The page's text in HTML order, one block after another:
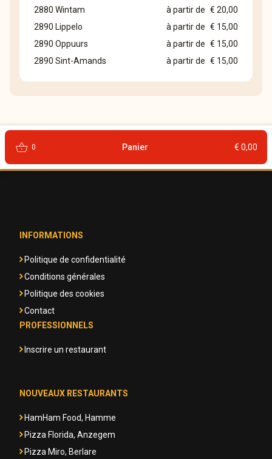
2880 Wintam
à partir de € 20,00
2890 Lippelo
à partir de € 15,00
2890 Oppuurs
à partir de € 15,00
2890 Sint-Amands
à partir de € 15,00
shopping_basket 0 Panier € 0,00
INFORMATIONS
Politique de confidentialité
Conditions générales
Politique des cookies
Contact
PROFESSIONNELS
Inscrire un restaurant
NOUVEAUX RESTAURANTS
HamHam Food, Hamme
Pizza Florida, Anzegem
Pizza Miro, Berlare